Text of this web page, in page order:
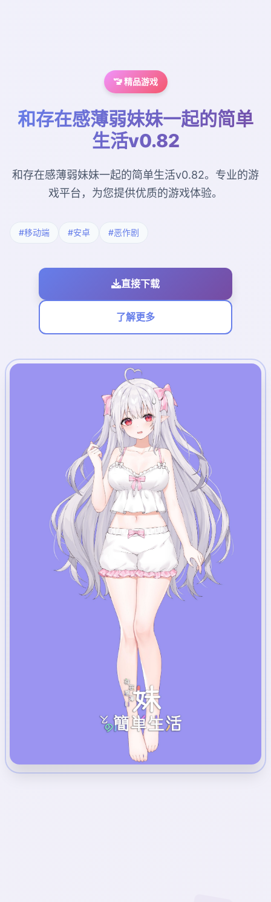
🚾 精品游戏
和存在感薄弱妹妹一起的简单
生活v0.82
和存在感薄弱妹妹一起的简单生活v0.82。专业的游
戏平台，为您提供优质的游戏体验。
#移动端 #安卓 #恶作剧
直接下载
了解更多